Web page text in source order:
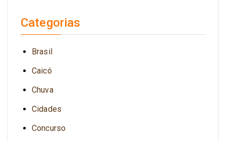
Categorias
Brasil
Caicó
Chuva
Cidades
Concurso